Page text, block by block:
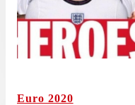
Euro 2020